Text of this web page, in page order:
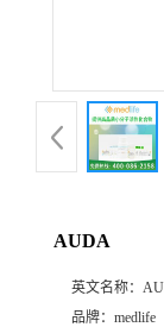
AUDA
英文名称：
品牌： medlife